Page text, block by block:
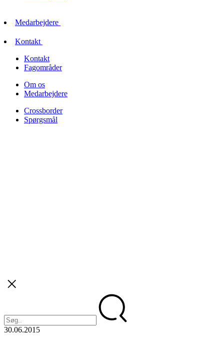
Medarbejdere
Kontakt
Kontakt
Fagområder
Om os
Medarbejdere
Crossborder
Spørgsmål
30.06.2015